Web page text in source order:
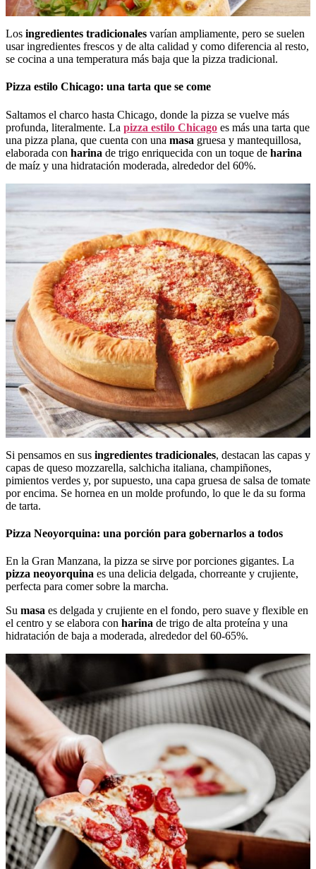
Los ingredientes tradicionales varían ampliamente, pero se suelen
usar ingredientes frescos y de alta calidad y como diferencia al resto,
se cocina a una temperatura más baja que la pizza tradicional.
Pizza estilo Chicago: una tarta que se come
Saltamos el charco hasta Chicago, donde la pizza se vuelve más
profunda, literalmente. La pizza estilo Chicago es más una tarta que
una pizza plana, que cuenta con una masa gruesa y mantequillosa,
elaborada con harina de trigo enriquecida con un toque de harina
de maíz y una hidratación moderada, alrededor del 60%.
Si pensamos en sus ingredientes tradicionales, destacan las capas y
capas de queso mozzarella, salchicha italiana, champiñones,
pimientos verdes y, por supuesto, una capa gruesa de salsa de tomate
por encima. Se hornea en un molde profundo, lo que le da su forma
de tarta.
Pizza Neoyorquina: una porción para gobernarlos a todos
En la Gran Manzana, la pizza se sirve por porciones gigantes. La
pizza neoyorquina es una delicia delgada, chorreante y crujiente,
perfecta para comer sobre la marcha.
Su masa es delgada y crujiente en el fondo, pero suave y flexible en
el centro y se elabora con harina de trigo de alta proteína y una
hidratación de baja a moderada, alrededor del 60-65%.